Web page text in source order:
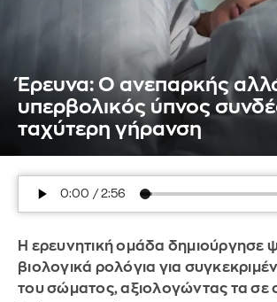
Έρευνα: Ο ανεπαρκής
υπερβολικός ύπνος
ταχύτερη γήρανση
Η ερευνητική ομάδα δημιούργησε
βιολογικά ρολόγια για
του σώματος, αξιολογώντας τα σε